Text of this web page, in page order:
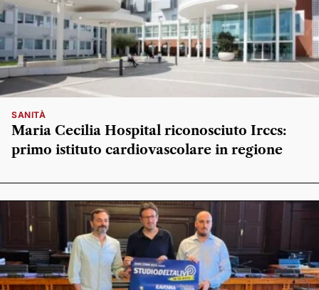
SANITÀ
Maria Cecilia Hospital riconosciuto Irccs:
primo istituto cardiovascolare in regione